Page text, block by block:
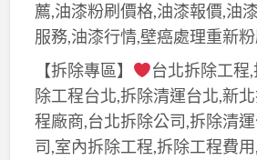
薦,油漆粉刷價格,油漆報價,油
服務,油漆行情,壁癌處理重新粉
【拆除專區】
台北拆除工程
除工程台北,拆除清運台北,新
程廠商,台北拆除公司,拆除清
司,室內拆除工程,拆除工程費